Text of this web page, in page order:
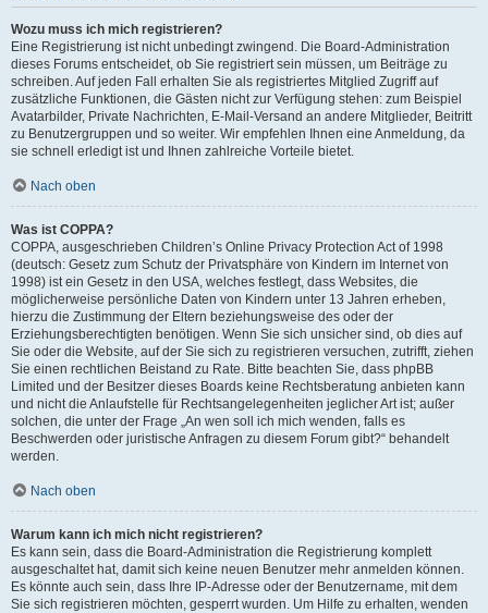
Wozu muss ich mich registrieren?
Eine Registrierung ist nicht unbedingt zwingend. Die Board-Administration
dieses Forums entscheidet, ob Sie registriert sein müssen, um Beiträge zu
schreiben. Auf jeden Fall erhalten Sie als registriertes Mitglied Zugriff auf
zusätzliche Funktionen, die Gästen nicht zur Verfügung stehen: zum Beispiel
Avatarbilder, Private Nachrichten, E-Mail-Versand an andere Mitglieder, Beitritt
zu Benutzergruppen und so weiter. Wir empfehlen Ihnen eine Anmeldung, da
sie schnell erledigt ist und Ihnen zahlreiche Vorteile bietet.
Nach oben
Was ist COPPA?
COPPA, ausgeschrieben Children’s Online Privacy Protection Act of 1998
(deutsch: Gesetz zum Schutz der Privatsphäre von Kindern im Internet von
1998) ist ein Gesetz in den USA, welches festlegt, dass Websites, die
möglicherweise persönliche Daten von Kindern unter 13 Jahren erheben,
hierzu die Zustimmung der Eltern beziehungsweise des oder der
Erziehungsberechtigten benötigen. Wenn Sie sich unsicher sind, ob dies auf
Sie oder die Website, auf der Sie sich zu registrieren versuchen, zutrifft, ziehen
Sie einen rechtlichen Beistand zu Rate. Bitte beachten Sie, dass phpBB
Limited und der Besitzer dieses Boards keine Rechtsberatung anbieten kann
und nicht die Anlaufstelle für Rechtsangelegenheiten jeglicher Art ist; außer
solchen, die unter der Frage „An wen soll ich mich wenden, falls es
Beschwerden oder juristische Anfragen zu diesem Forum gibt?“ behandelt
werden.
Nach oben
Warum kann ich mich nicht registrieren?
Es kann sein, dass die Board-Administration die Registrierung komplett
ausgeschaltet hat, damit sich keine neuen Benutzer mehr anmelden können.
Es könnte auch sein, dass Ihre IP-Adresse oder der Benutzername, mit dem
Sie sich registrieren möchten, gesperrt wurden. Um Hilfe zu erhalten, wenden